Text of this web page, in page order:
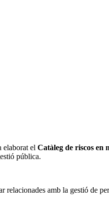
el Catàleg de riscos en
pública.
relacionades amb la gestió de